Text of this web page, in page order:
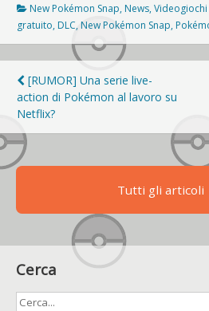
New Pokémon Snap, News,Videogiochi
gratuito, DLC,New Pokémon Snap,
Navigazione
articoli
[RUMOR] Una serie live-
action di Pokémon al lavoro su
Netflix?
Tutti gli articoli
Cerca